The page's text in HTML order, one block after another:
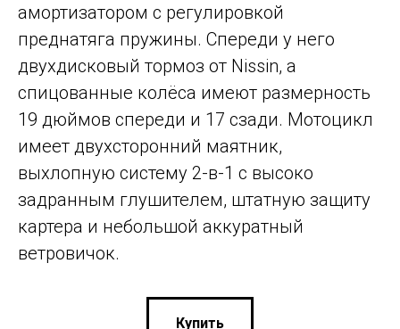
амортизатором с регулировкой
преднатяга пружины. Спереди у него
двухдисковый тормоз от Nissin, а
спицованные колёса имеют размерность
19 дюймов спереди и 17 сзади. Мотоцикл
имеет двухсторонний маятник,
выхлопную систему 2-в-1 с высоко
задранным глушителем, штатную защиту
картера и небольшой аккуратный
ветровичок.
Купить